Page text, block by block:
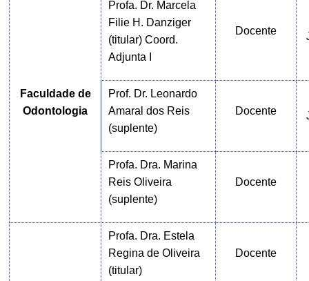
Faculdade de
Odontologia
Profa. Dr. Marcela
Filie H. Danziger
(titular) Coord.
Adjunta I
Docente
Prof. Dr. Leonardo
Amaral dos Reis
(suplente)
Docente
Profa. Dra. Marina
Reis Oliveira
(suplente)
Docente
Profa. Dra. Estela
Regina de Oliveira
(titular)
Docente